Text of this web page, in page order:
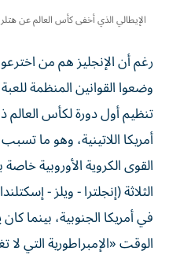
الإيطالي الذي أخفى كأس العالم عن هتلر
رغم أن الإنجليز هم من
وضعوا القوانين المنظمة
تنظيم أول دورة لكأس
أمريكا اللاتينية، وهو ما
القوى الكروية الأوروبية
الثلاثة (إنجلترا - ويلز -
في أمريكا الجنوبية، بينما
الوقت «الإمبراطورية